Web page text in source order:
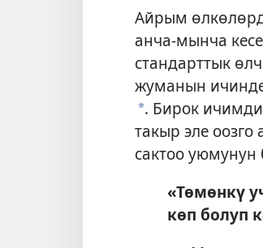
Айрым
анча-мынча
стандарттык
жуманын
a. Бирок
такыр эле
сактоо
«Төмөнкү
көп болуп